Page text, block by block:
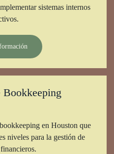
sistemas internos
Bookkeeping
en Houston que
niveles para la gestión de